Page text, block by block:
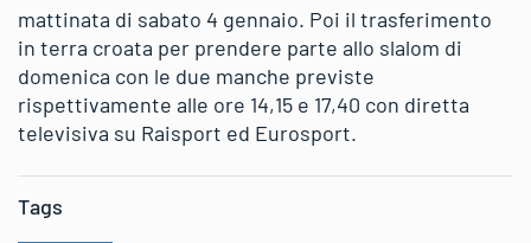
mattinata di sabato 4 gennaio. Poi il trasferimento
in terra croata per prendere parte allo slalom di
domenica con le due manche previste
rispettivamente alle ore 14,15 e 17,40 con diretta
televisiva su Raisport ed Eurosport.
Tags